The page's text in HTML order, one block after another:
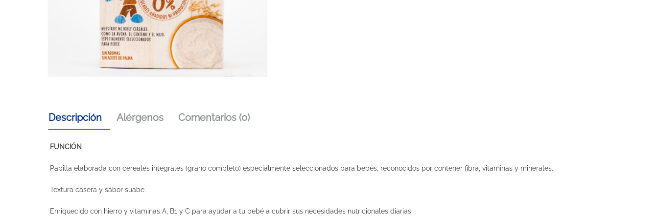
Descripción Alérgenos Comentarios (0)
FUNCIÓN
Papilla elaborada con cereales integrales (grano completo) especialmente seleccionados para bebés, reconocidos por contener fibra, vitaminas y minerales.
Textura casera y sabor suabe.
Enriquecido con hierro y vitaminas A, B1 y C para ayudar a tu bebé a cubrir sus necesidades nutricionales diarias.